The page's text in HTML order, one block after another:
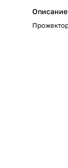
Описание